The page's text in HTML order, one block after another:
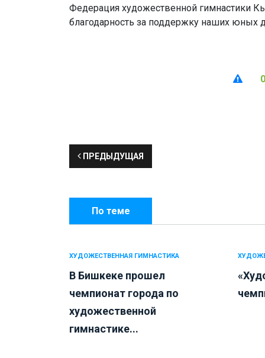
Федерация художественной гимнастики
благодарность за поддержку наших юных
0
ПРЕДЫДУЩАЯ
По теме
ХУДОЖЕСТВЕННАЯ ГИМНАСТИКА
В Бишкеке прошел
чемпионат города по
художественной
гимнастике...